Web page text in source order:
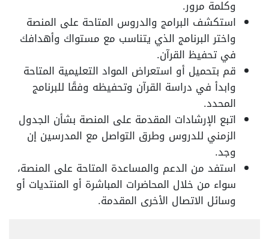
وكلمة مرور.
استكشف البرامج والدروس المتاحة على المنصة
واختر البرنامج الذي يتناسب مع مستواك وأهدافك
في تحفيظ القرآن.
قم بتحميل أو استعراض المواد التعليمية المتاحة
وابدأ في دراسة القرآن وتحفيظه وفقًا للبرنامج
المحدد.
اتبع الإرشادات المقدمة على المنصة بشأن الجدول
الزمني للدروس وطرق التواصل مع المدرسين إن
وجد.
استفد من الدعم والمساعدة المتاحة على المنصة،
سواء من خلال المحاضرات المباشرة أو المنتديات أو
وسائل الاتصال الأخرى المقدمة.